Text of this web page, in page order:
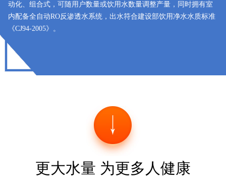
动化、组合式，可随用户数量或饮用水数量调整产量，同时拥有室
内配备全自动RO反渗透水系统，出水符合建设部饮用净水水质标准
《CJ94-2005》。
更大水量 为更多人健康